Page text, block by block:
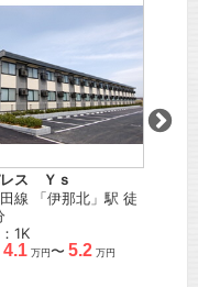
レス Ｙｓ
線 「伊那北 」駅 徒
1K
4.1 万円〜 5.2 万円